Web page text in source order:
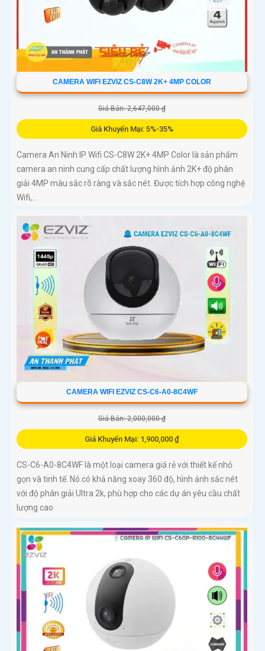
CAMERA WIFI EZVIZ CS-C8W 2K+ 4MP COLOR
Giá Bán: 2,647,000 ₫
Giá Khuyến Mại: 5%-35%
Camera An Ninh IP Wifi CS-C8W 2K+ 4MP Color là sản phẩm
camera an ninh cung cấp chất lượng hình ảnh 2K+ độ phân
giải 4MP màu sắc rõ ràng và sắc nét. Được tích hợp công nghệ
Wifi,...
CAMERA WIFI EZVIZ CS-C6-A0-8C4WF
Giá Bán: 2,000,000 ₫
Giá Khuyến Mại: 1,900,000 ₫
CS-C6-A0-8C4WF là một loại camera giá rẻ với thiết kế nhỏ
gọn và tinh tế. Nó có khả năng xoay 360 độ, hình ảnh sắc nét
với độ phân giải Ultra 2k, phù hợp cho các dự án yêu cầu chất
lượng cao